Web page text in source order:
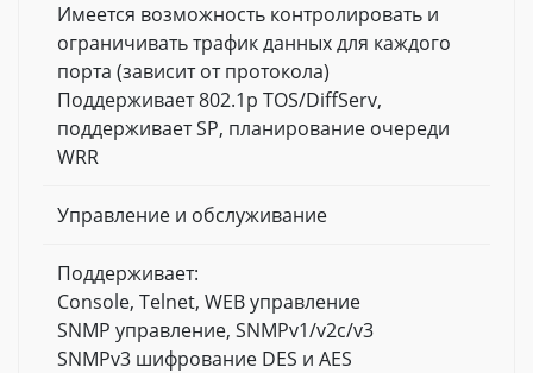
Имеется возможность контролировать и
ограничивать трафик данных для каждого
порта (зависит от протокола)
Поддерживает 802.1p TOS/DiffServ,
поддерживает SP, планирование очереди
WRR
Управление и обслуживание
Поддерживает:
Console, Telnet, WEB управление
SNMP управление, SNMPv1/v2c/v3
SNMPv3 шифрование DES и AES